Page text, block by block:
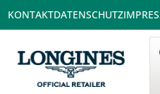
KONTAKTDATENSCHUTZ